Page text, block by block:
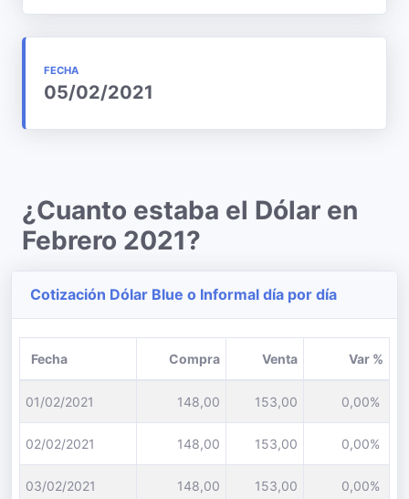
FECHA
05/02/2021
¿Cuanto estaba el Dólar en
Febrero 2021?
Cotización Dólar Blue o Informal día por día
Fecha Compra Venta Var %
01/02/2021 148,00 153,00 0,00%
02/02/2021 148,00 153,00 0,00%
03/02/2021 148,00 153,00 0,00%